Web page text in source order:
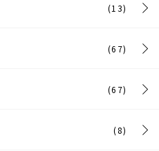
(13)
(67)
(67)
(8)